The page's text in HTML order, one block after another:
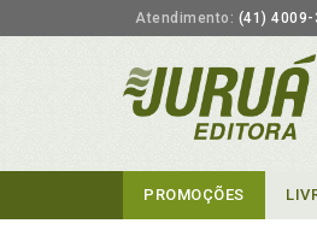
Atendimento: (41) 4009-
PROMOÇÕES